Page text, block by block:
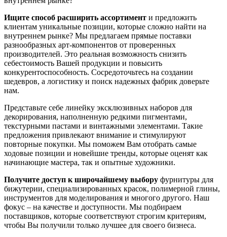
Ищите способ расширить ассортимент и предложить
клиентам уникальные позиции, которые сложно найти на
внутреннем рынке? Мы предлагаем прямые поставки
разнообразных арт-компонентов от проверенных
производителей. Это реальная возможность снизить
себестоимость Вашей продукции и повысить
конкурентоспособность. Сосредоточьтесь на создании
шедевров, а логистику и поиск надежных фабрик доверьте
нам.
Представьте себе линейку эксклюзивных наборов для
декорирования, наполненную редкими пигментами,
текстурными пастами и винтажными элементами. Такие
предложения привлекают внимание и стимулируют
повторные покупки. Мы поможем Вам отобрать самые
ходовые позиции и новейшие тренды, которые оценят как
начинающие мастера, так и опытные художники.
Получите доступ к широчайшему выбору фурнитуры для
бижутерии, специализированных красок, полимерной глины,
инструментов для моделирования и многого другого. Наш
фокус – на качестве и доступности. Мы подбираем
поставщиков, которые соответствуют строгим критериям,
чтобы Вы получили только лучшее для своего бизнеса.